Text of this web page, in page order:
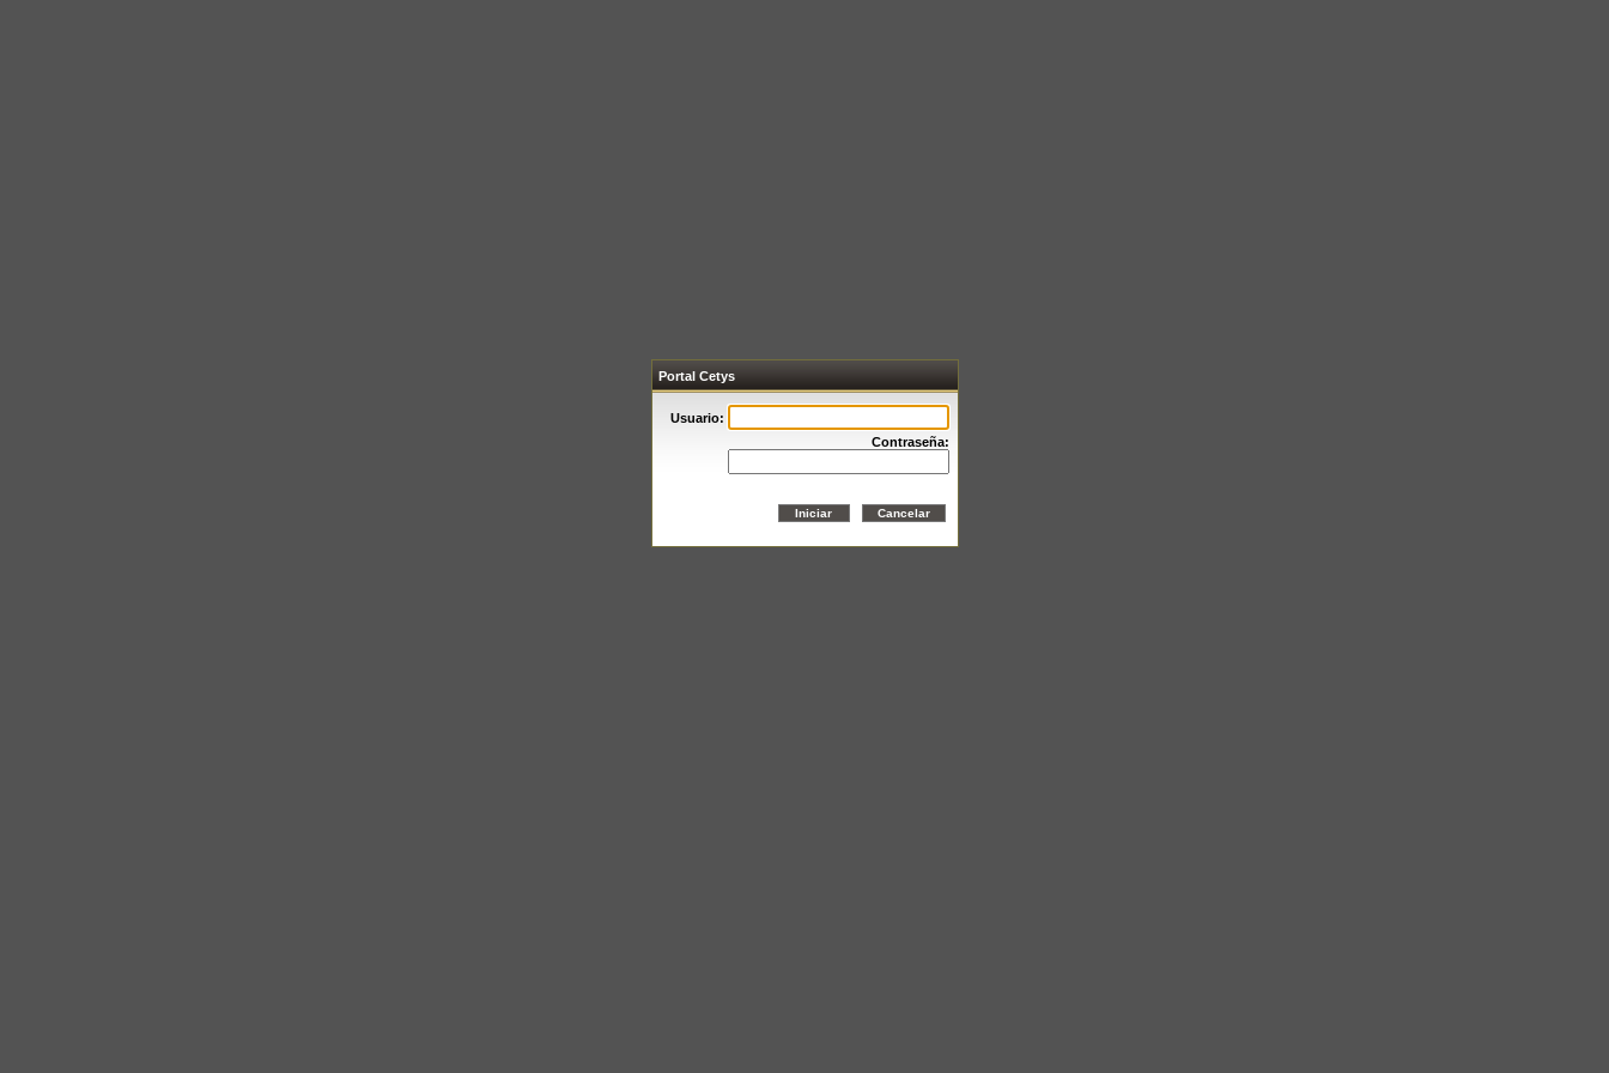
Portal Cetys
Usuario:
Contraseña: